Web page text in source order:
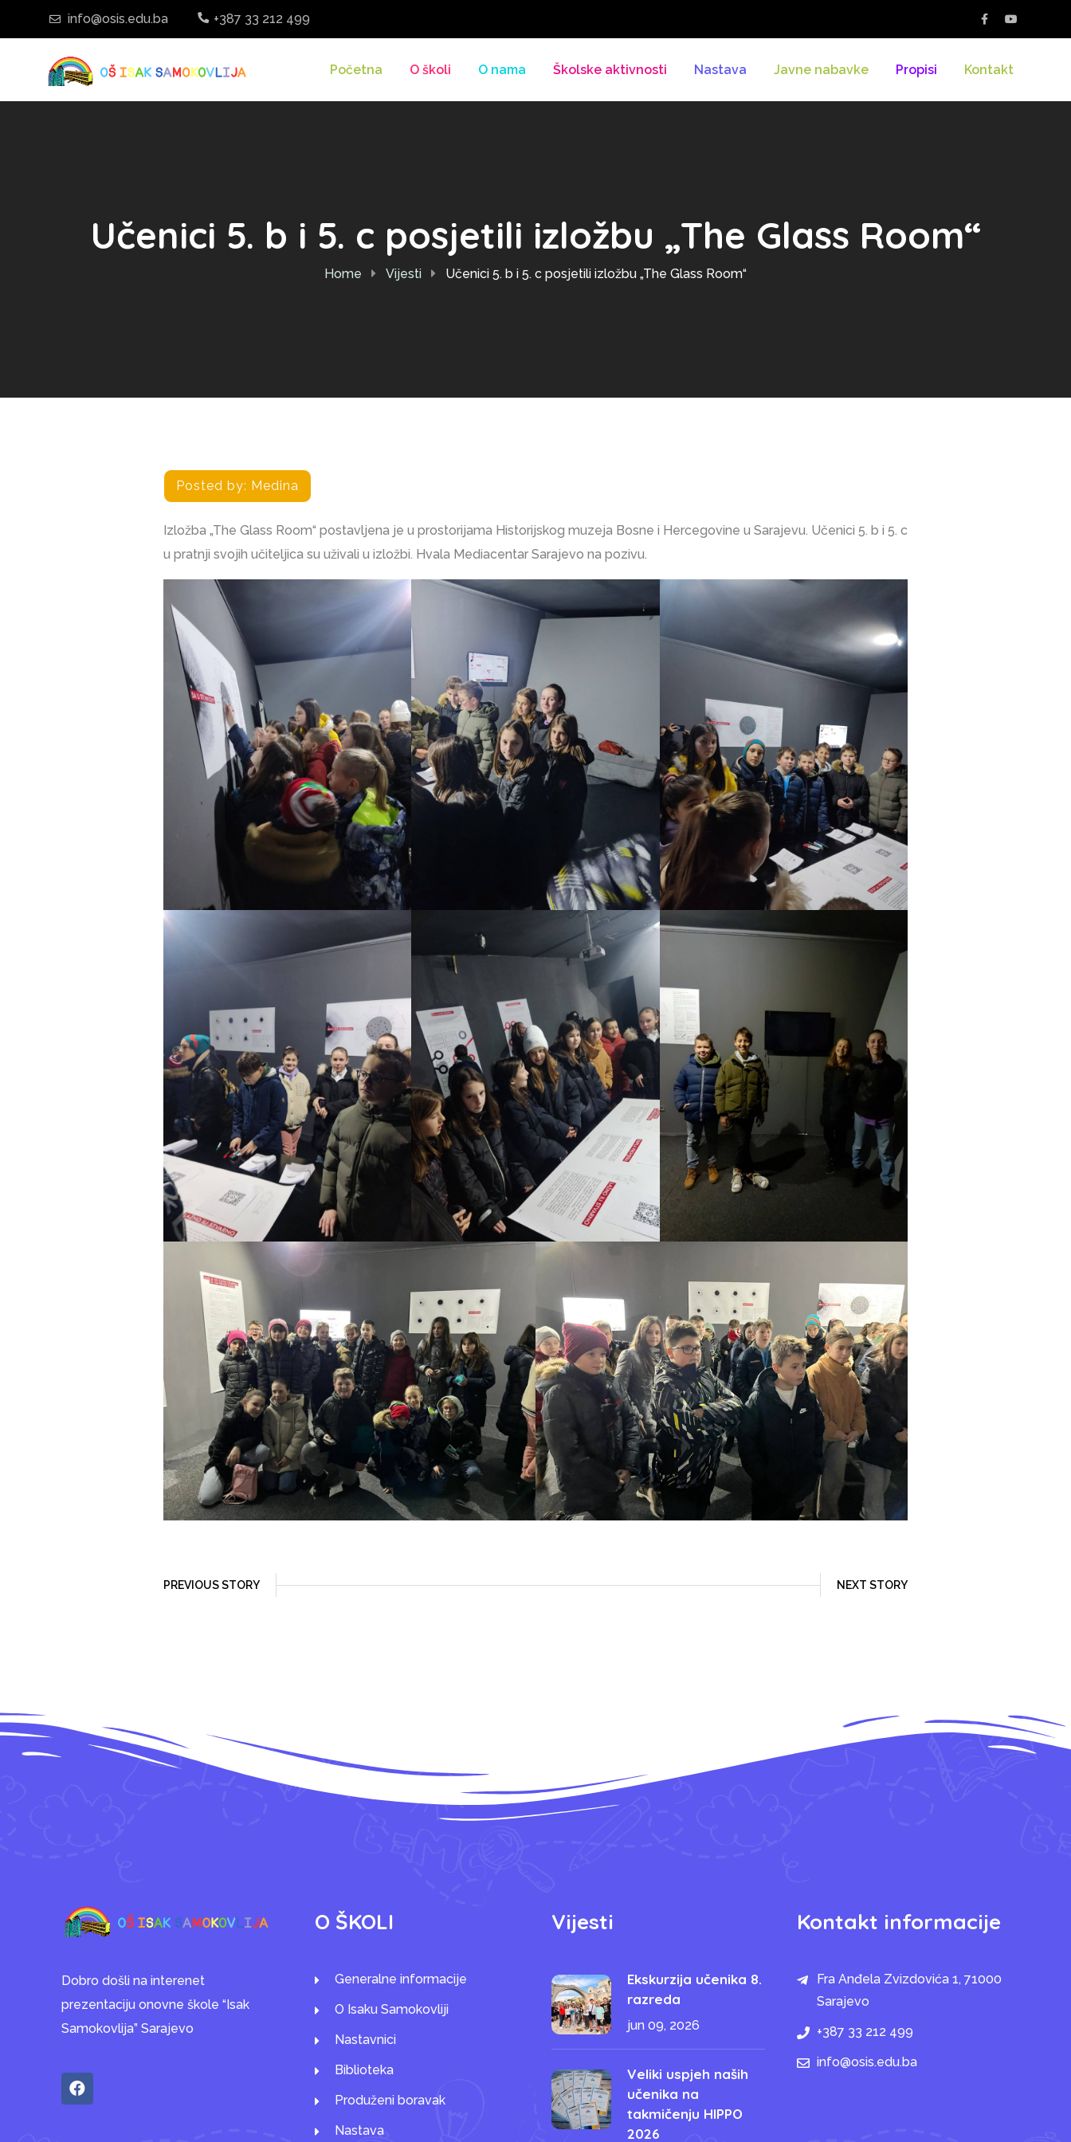
info@osis.edu.ba +387 33 212 499
Početna O školi O nama Školske aktivnosti Nastava Javne nabavke Propisi Kontakt
Učenici 5. b i 5. c posjetili izložbu „The Glass Room“
Home Vijesti Učenici 5. b i 5. c posjetili izložbu „The Glass Room“
Posted by: Medina
Izložba „The Glass Room“ postavljena je u prostorijama Historijskog muzeja Bosne i Hercegovine u Sarajevu. Učenici 5. b i 5. c
u pratnji svojih učiteljica su uživali u izložbi. Hvala Mediacentar Sarajevo na pozivu.
PREVIOUS STORY NEXT STORY
Dobro došli na interenet
prezentaciju onovne škole “Isak
Samokovlija” Sarajevo
O ŠKOLI
Generalne informacije
O Isaku Samokovliji
Nastavnici
Biblioteka
Produženi boravak
Nastava
Vijesti
Ekskurzija učenika 8.
razreda
jun 09, 2026
Veliki uspjeh naših
učenika na
takmičenju HIPPO
2026
Kontakt informacije
Fra Anđela Zvizdovića 1, 71000
Sarajevo
+387 33 212 499
info@osis.edu.ba